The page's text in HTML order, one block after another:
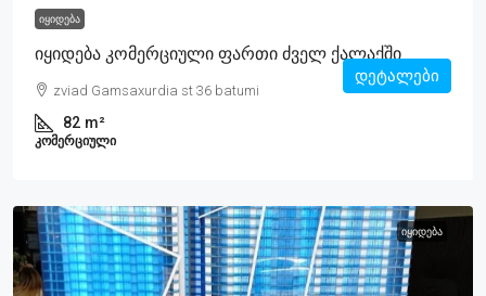
ᲘᲧᲘᲓᲔᲑᲐ
Იყიდება Კომერციული Ფართი Ძველ Ქალაქში
zviad Gamsaxurdia st 36 batumi
82 m²
ᲙᲝᲛᲔᲠᲪᲘᲣᲚᲘ
დეტალები
ᲘᲧᲘᲓᲔᲑᲐ